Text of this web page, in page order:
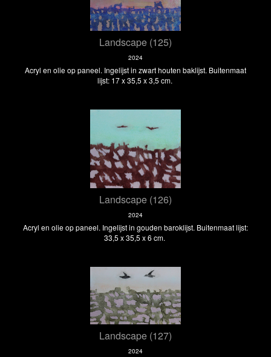
Landscape (125)
2024
Acryl en olie op paneel. Ingelijst in zwart houten baklijst. Buitenmaat
lijst: 17 x 35,5 x 3,5 cm.
Landscape (126)
2024
Acryl en olie op paneel. Ingelijst in gouden baroklijst. Buitenmaat lijst:
33,5 x 35,5 x 6 cm.
Landscape (127)
2024